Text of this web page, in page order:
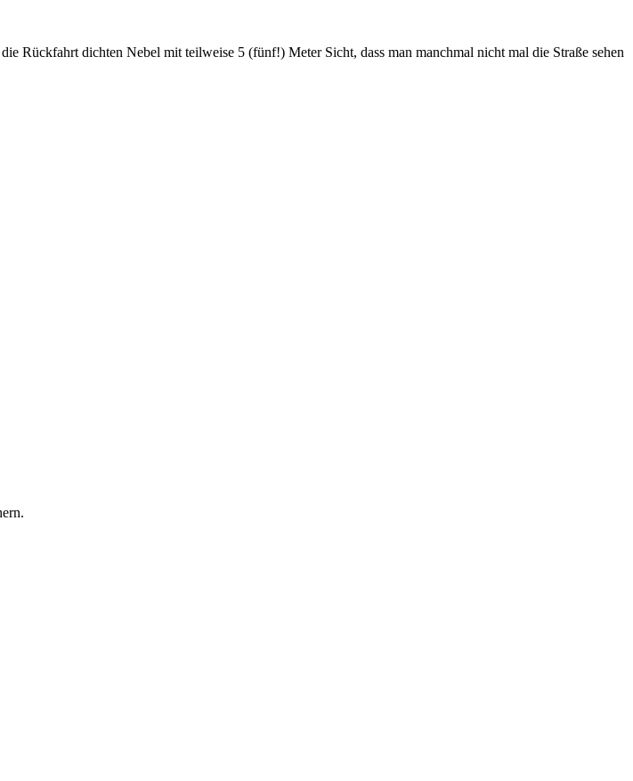
Rückfahrt dichten Nebel mit teilweise 5 (fünf!) Meter Sicht, dass man manchmal nicht mal die Straße sehen